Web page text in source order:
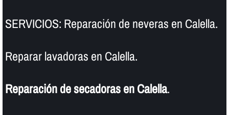
SERVICIOS: Reparación de neveras en Calella.
Reparar lavadoras en Calella.
Reparación de secadoras en Calella.